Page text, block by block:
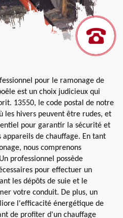
pour le ramonage de
est un choix judicieux qui
13550, le code postal de notre
les hivers peuvent être rudes, et
pour garantir la sécurité et
appareils de chauffage. En tant
nous comprenons
professionnel possède
pour effectuer un
les dépôts de suie et le
votre conduit. De plus, un
l'efficacité énergétique de
de profiter d'un chauffage